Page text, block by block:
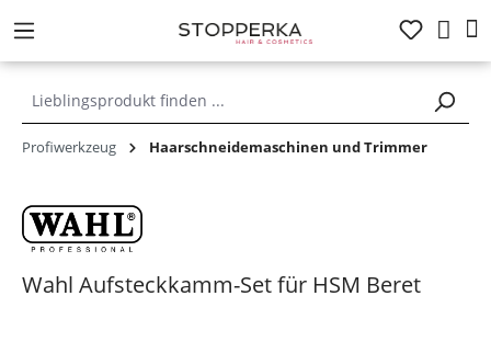
springen
Profiwerkzeug Haarschneidemaschinen und Trimmer
Wahl Aufsteckkamm-Set für HSM Beret